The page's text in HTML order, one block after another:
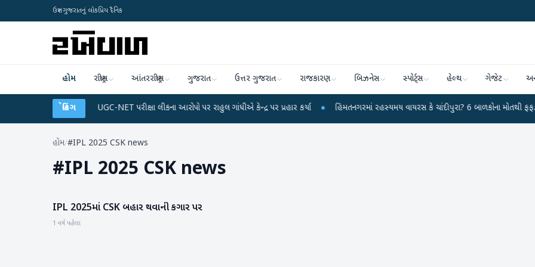
ઉત્તર ગુજરાતનું લોકપ્રિય દૈનિક
હોમ રાષ્ટ્રીય આંતરરાષ્ટ્રીય ગુજરાત ઉત્તર ગુજરાત રાજકારણ બિઝનેસ સ્પોર્ટ્સ હેલ્થ ગેજેટ
બ્રેકિંગ
UGC-NET પરીક્ષા લીકના આરોપો પર રાહુલ ગાંધીએ કેન્દ્ર પર પ્રહાર કર્યા ● હિંમતનગરમાં રહસ્યમય વાયરસ કે ચાંદીપુરા? 6 બાળકોના મોતથી ફફડાટ ●
હોમ/#IPL 2025 CSK news
#IPL 2025 CSK news
રમતગમત
IPL 2025માં CSK બહાર થવાની કગાર પર
1 વર્ષ પહેલા